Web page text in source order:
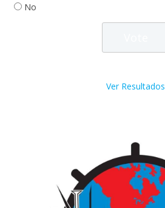
No
Ver Resultados